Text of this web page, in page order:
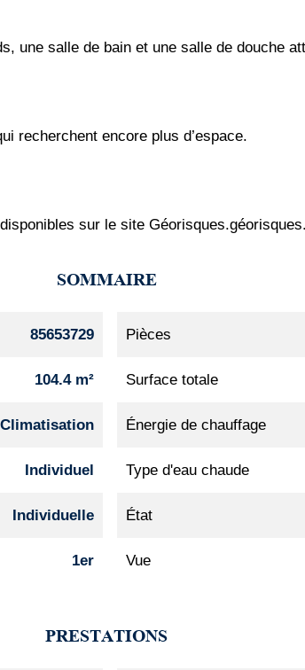
une salle de bain et une salle de douche
recherchent encore plus d’espace.
sur le site
SOMMAIRE
85653729 Pièces
104.4 m² Surface totale
Climatisation Énergie de chauffage
Individuel Type d'eau chaude
Individuelle État
1er Vue
PRESTATIONS